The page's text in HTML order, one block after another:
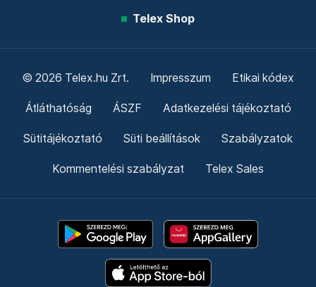
Telex Shop
© 2026 Telex.hu Zrt. Impresszum Etikai kódex
Átláthatóság ÁSZF Adatkezelési tájékoztató
Sütitájékoztató Süti beállítások Szabályzatok
Kommentelési szabályzat Telex Sales